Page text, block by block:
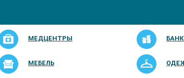
МЕДЦЕНТРЫ
МЕБЕЛЬ